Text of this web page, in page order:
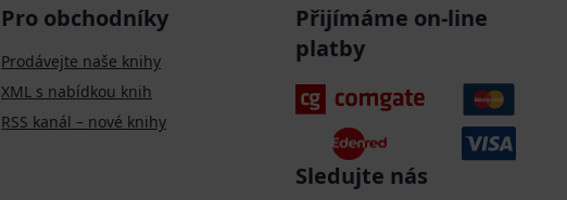
Pro obchodníky
Prodávejte naše knihy
XML s nabídkou knih
RSS kanál – nové knihy
Přijímáme on-line
platby
Sledujte nás